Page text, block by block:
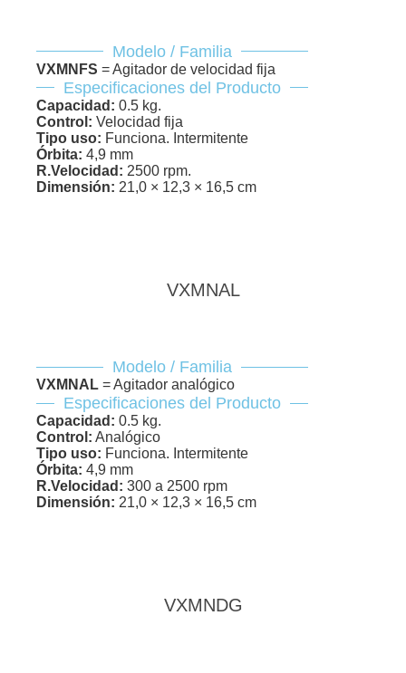
Modelo / Familia
VXMNFS = Agitador de velocidad fija
Especificaciones del Producto
Capacidad: 0.5 kg.
Control: Velocidad fija
Tipo uso: Funciona. Intermitente
Órbita: 4,9 mm
R.Velocidad: 2500 rpm.
Dimensión: 21,0 × 12,3 × 16,5 cm
VXMNAL
Modelo / Familia
VXMNAL = Agitador analógico
Especificaciones del Producto
Capacidad: 0.5 kg.
Control: Analógico
Tipo uso: Funciona. Intermitente
Órbita: 4,9 mm
R.Velocidad: 300 a 2500 rpm
Dimensión: 21,0 × 12,3 × 16,5 cm
VXMNDG